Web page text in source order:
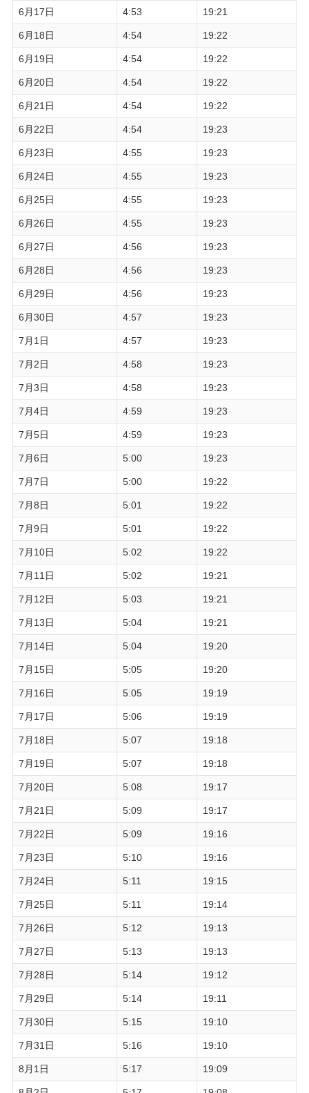
6月17日 4:53 19:21
6月18日 4:54 19:22
6月19日 4:54 19:22
6月20日 4:54 19:22
6月21日 4:54 19:22
6月22日 4:54 19:23
6月23日 4:55 19:23
6月24日 4:55 19:23
6月25日 4:55 19:23
6月26日 4:55 19:23
6月27日 4:56 19:23
6月28日 4:56 19:23
6月29日 4:56 19:23
6月30日 4:57 19:23
7月1日 4:57 19:23
7月2日 4:58 19:23
7月3日 4:58 19:23
7月4日 4:59 19:23
7月5日 4:59 19:23
7月6日 5:00 19:23
7月7日 5:00 19:22
7月8日 5:01 19:22
7月9日 5:01 19:22
7月10日 5:02 19:22
7月11日 5:02 19:21
7月12日 5:03 19:21
7月13日 5:04 19:21
7月14日 5:04 19:20
7月15日 5:05 19:20
7月16日 5:05 19:19
7月17日 5:06 19:19
7月18日 5:07 19:18
7月19日 5:07 19:18
7月20日 5:08 19:17
7月21日 5:09 19:17
7月22日 5:09 19:16
7月23日 5:10 19:16
7月24日 5:11 19:15
7月25日 5:11 19:14
7月26日 5:12 19:13
7月27日 5:13 19:13
7月28日 5:14 19:12
7月29日 5:14 19:11
7月30日 5:15 19:10
7月31日 5:16 19:10
8月1日 5:17 19:09